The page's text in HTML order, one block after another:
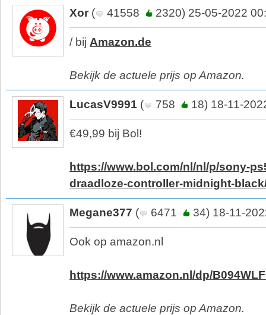
Xor ( 41558 2320) 25-05-2022
/ bij Amazon.de
Bekijk de actuele prijs op Amazon.
LucasV9991 ( 758 18) 18-11-
€49,99 bij Bol!
https://www.bol.com/nl/nl/p/sony-
draadloze-controller-midnight-
Megane377 ( 6471 34) 18-11-
Ook op amazon.nl
https://www.amazon.nl/dp/
Bekijk de actuele prijs op Amazon.